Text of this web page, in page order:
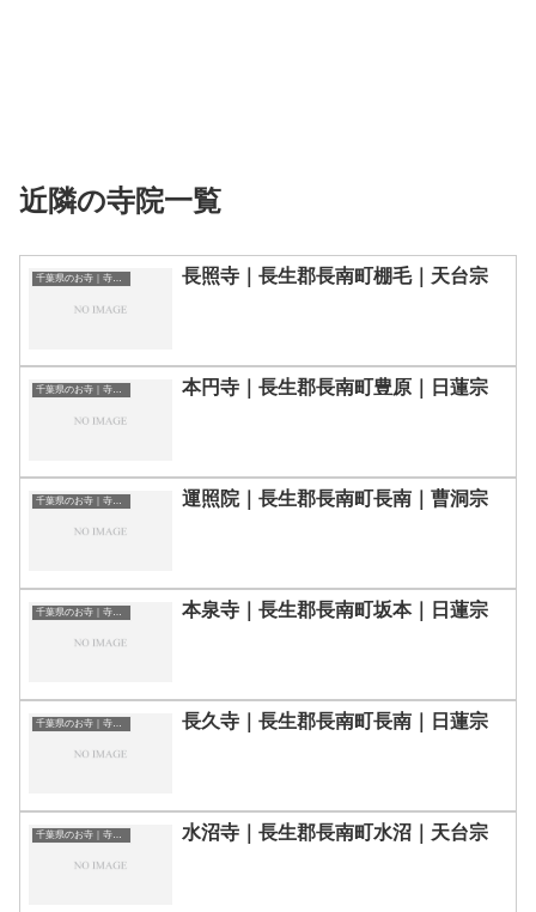
近隣の寺院一覧
千葉県のお寺｜寺院一覧 長照寺｜長生郡長南町棚毛｜天台宗
千葉県のお寺｜寺院一覧 本円寺｜長生郡長南町豊原｜日蓮宗
千葉県のお寺｜寺院一覧 運照院｜長生郡長南町長南｜曹洞宗
千葉県のお寺｜寺院一覧 本泉寺｜長生郡長南町坂本｜日蓮宗
千葉県のお寺｜寺院一覧 長久寺｜長生郡長南町長南｜日蓮宗
千葉県のお寺｜寺院一覧 水沼寺｜長生郡長南町水沼｜天台宗